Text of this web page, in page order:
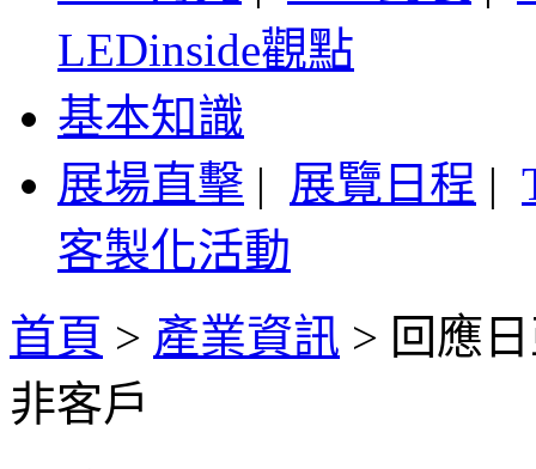
LEDinside觀點
基本知識
展場直擊 | 展覽日程 |
客製化活動
首頁 > 產業資訊 > 回應
非客戶